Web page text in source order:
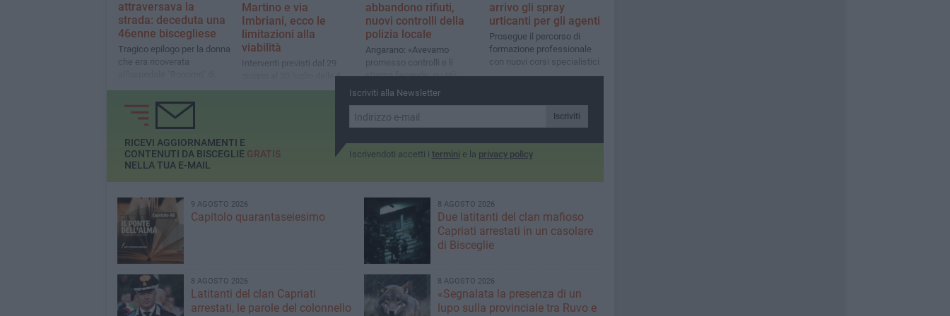
attraversava la
strada: deceduta una
46enne biscegliese
Tragico epilogo per la donna
che era ricoverata
Martino e via
Imbriani, ecco le
limitazioni alla
viabilità
Interventi previsti dal 29
giugno al 20 luglio dalle 6
alle 16
abbandono rifiuti,
nuovi controlli della
polizia locale
Angarano: «Avevamo
promesso controlli e li
stiamo facendo, su più
fronti»
arrivo gli spray
urticanti per gli agenti
Prosegue il percorso di
formazione professionale
con nuovi corsi specialistici
Iscriviti alla Newsletter
Iscriviti
Iscrivendoti accetti i termini e la privacy policy
RICEVI AGGIORNAMENTI E
CONTENUTI DA BISCEGLIE GRATIS
NELLA TUA E-MAIL
9 AGOSTO 2026
Capitolo quarantaseiesimo
8 AGOSTO 2026
Due latitanti del clan mafioso
Capriati arrestati in un casolare
di Bisceglie
8 AGOSTO 2026
Latitanti del clan Capriati
arrestati, le parole del colonnello
8 AGOSTO 2026
«Segnalata la presenza di un
lupo sulla provinciale tra Ruvo e